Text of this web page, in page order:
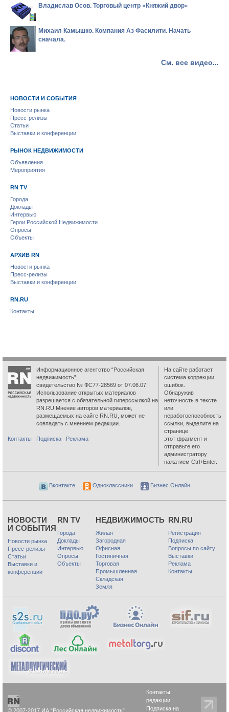
Владислав Осов. Торговый центр «Княжий двор»
Михаил Камышко. Компания Аз Фасилити. Начать
сначала.
См. все видео...
НОВОСТИ И СОБЫТИЯ
Новости рынка
Пресс-релизы
Статьи
Выставки и конференции
РЫНОК НЕДВИЖИМОСТИ
Объявления
Мероприятия
RN TV
Города
Доклады
Интервью
Герои Российской Недвижимости
Опросы
Объекты
АРХИВ RN
Новости рынка
Пресс-релизы
Выставки и конференции
RN.RU
Контакты
Информационное агентство “Российская
недвижимость”,
свидетельство № ФС77-28569 от 07.06.07.
Использование открытых материалов
разрешается с обязательной гиперссылкой на
RN.RU Мнение авторов материалов,
размещаемых на сайте RN.RU, может не
совпадать с мнением редакции.
Контакты Подписка Реклама
На сайте работает
система коррекции
ошибок.
Обнаружив
неточность в тексте
или
неработоспособность
ссылки, выделите на
странице
этот фрагмент и
отправьте его
администратору
нажатием Ctrl+Enter.
Вконтакте Одноклассники Бизнес Онлайн
НОВОСТИ
И СОБЫТИЯ
Новости рынка
Пресс-релизы
Статьи
Выставки и
конференции
RN TV
Города
Доклады
Интервью
Опросы
Объекты
НЕДВИЖИМОСТЬ
Жилая
Загородная
Офисная
Гостиничная
Торговая
Промышленная
Складская
Земля
RN.RU
Регистрация
Подписка
Вопросы по сайту
Выставки
Реклама
Контакты
© 2007-2017 ИА “Российская недвижимость”
Контакты
редакции
Подписка на